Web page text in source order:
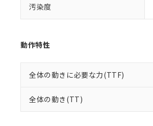
汚染度
動作特性
全体の動きに必要な力(TTF)
全体の動き(TT)